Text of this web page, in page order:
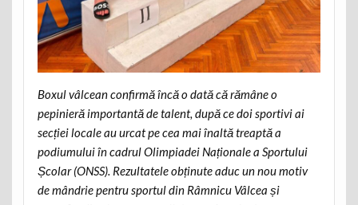
Boxul vâlcean confirmă încă o dată că rămâne o
pepinieră importantă de talent, după ce doi sportivi ai
secției locale au urcat pe cea mai înaltă treaptă a
podiumului în cadrul Olimpiadei Naționale a Sportului
Școlar (ONSS). Rezultatele obținute aduc un nou motiv
de mândrie pentru sportul din Râmnicu Vâlcea și